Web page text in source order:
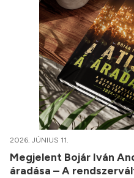
2026. JÚNIUS 11.
Megjelent Bojár Iván
áradása – A